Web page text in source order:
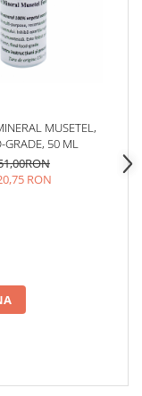
MUSETEL,
GRADE, 50 ML
RON